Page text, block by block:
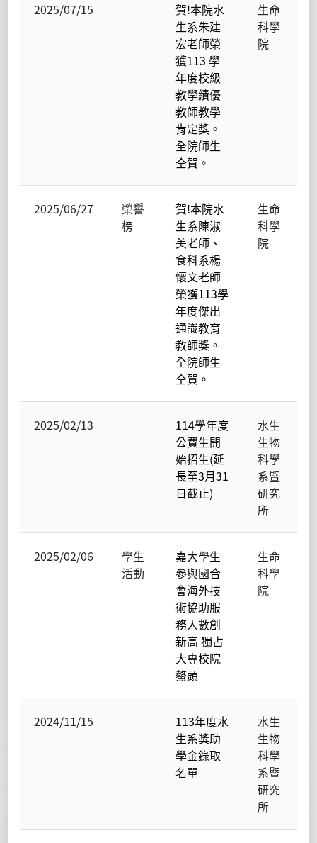
2025/07/15
賀!本院水
生系朱建
宏老師榮
獲113 學
年度校級
教學績優
教師教學
肯定獎。
全院師生
仝賀。
生命
科學
院
2025/06/27
榮譽
榜
賀!本院水
生系陳淑
美老師、
食科系楊
懷文老師
榮獲113學
年度傑出
通識教育
教師獎。
全院師生
仝賀。
生命
科學
院
2025/02/13
114學年度
公費生開
始招生(延
長至3月31
日截止)
水生
生物
科學
系暨
研究
所
2025/02/06
學生
活動
嘉大學生
參與國合
會海外技
術協助服
務人數創
新高 獨占
大專校院
鰲頭
生命
科學
院
2024/11/15
113年度水
生系獎助
學金錄取
名單
水生
生物
科學
系暨
研究
所